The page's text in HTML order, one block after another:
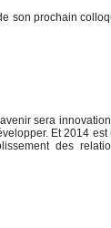
son prochain
sera
Et 2014 est
des